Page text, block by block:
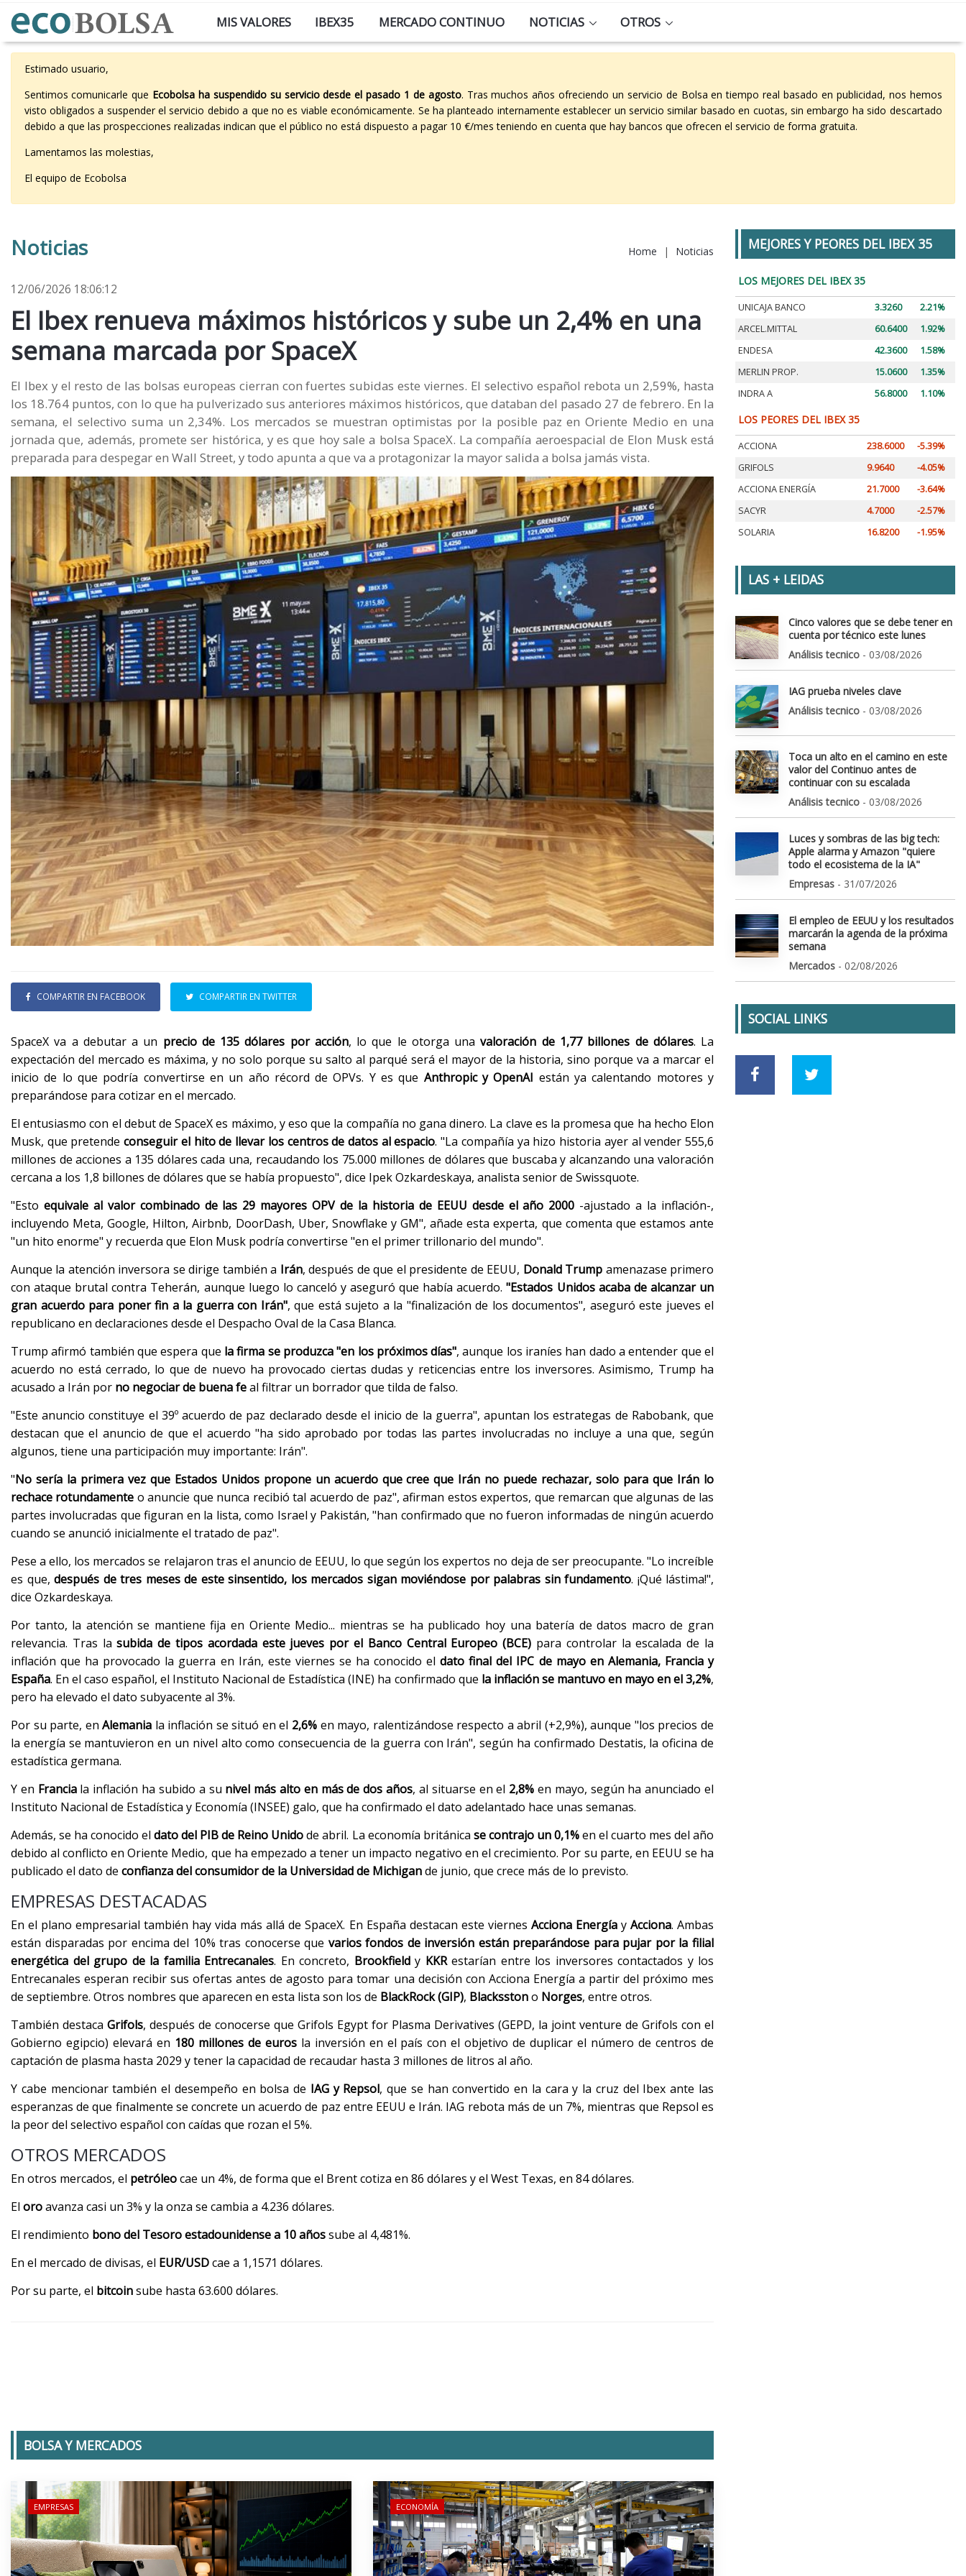
MIS VALORES IBEX35 MERCADO CONTINUO NOTICIAS OTROS
Estimado usuario,
Sentimos comunicarle que Ecobolsa ha suspendido su servicio desde el pasado 1 de agosto. Tras muchos años ofreciendo un servicio de Bolsa en tiempo real basado en publicidad, nos hemos
visto obligados a suspender el servicio debido a que no es viable económicamente. Se ha planteado internamente establecer un servicio similar basado en cuotas, sin embargo ha sido descartado
debido a que las prospecciones realizadas indican que el público no está dispuesto a pagar 10 €/mes teniendo en cuenta que hay bancos que ofrecen el servicio de forma gratuita.
Lamentamos las molestias,
El equipo de Ecobolsa
Noticias Home | Noticias
12/06/2026 18:06:12
El Ibex renueva máximos históricos y sube un 2,4% en una
semana marcada por SpaceX
El Ibex y el resto de las bolsas europeas cierran con fuertes subidas este viernes. El selectivo español rebota un 2,59%, hasta
los 18.764 puntos, con lo que ha pulverizado sus anteriores máximos históricos, que databan del pasado 27 de febrero. En la
semana, el selectivo suma un 2,34%. Los mercados se muestran optimistas por la posible paz en Oriente Medio en una
jornada que, además, promete ser histórica, y es que hoy sale a bolsa SpaceX. La compañía aeroespacial de Elon Musk está
preparada para despegar en Wall Street, y todo apunta a que va a protagonizar la mayor salida a bolsa jamás vista.
COMPARTIR EN FACEBOOK COMPARTIR EN TWITTER
SpaceX va a debutar a un precio de 135 dólares por acción, lo que le otorga unavaloración de 1,77 billones de dólares. La
expectación del mercado es máxima, y no solo porque su salto al parqué será el mayor de la historia, sino porque va a marcar el
inicio de lo que podría convertirse en un año récord de OPVs. Y es que Anthropic y OpenAI están ya calentando motores y
preparándose para cotizar en el mercado.
El entusiasmo con el debut de SpaceX es máximo, y eso que la compañía no gana dinero. La clave es la promesa que ha hecho Elon
Musk, que pretendeconseguir el hito de llevar los centros de datos al espacio. "La compañía ya hizo historia ayer al vender 555,6
millones de acciones a 135 dólares cada una, recaudando los 75.000 millones de dólares que buscaba y alcanzando una valoración
cercana a los 1,8 billones de dólares que se había propuesto", dice Ipek Ozkardeskaya, analista senior de Swissquote.
"Esto equivale al valor combinado de las 29 mayores OPV de la historia de EEUU desde el año 2000 -ajustado a la inflación-,
incluyendo Meta, Google, Hilton, Airbnb, DoorDash, Uber, Snowflake y GM", añade esta experta, que comenta que estamos ante
"un hito enorme" y recuerda que Elon Musk podría convertirse "en el primer trillonario del mundo".
Aunque la atención inversora se dirige también a Irán, después de que el presidente de EEUU, Donald Trump amenazase primero
con ataque brutal contra Teherán, aunque luego lo canceló y aseguró que había acuerdo."Estados Unidos acaba de alcanzar un
gran acuerdo para poner fin a la guerra con Irán", que está sujeto a la "finalización de los documentos", aseguró este jueves el
republicano en declaraciones desde el Despacho Oval de la Casa Blanca.
Trump afirmó también que espera que la firma se produzca "en los próximos días", aunque los iraníes han dado a entender que el
acuerdo no está cerrado, lo que de nuevo ha provocado ciertas dudas y reticencias entre los inversores. Asimismo, Trump ha
acusado a Irán por no negociar de buena feal filtrar un borrador que tilda de falso.
"Este anuncio constituye el 39º acuerdo de paz declarado desde el inicio de la guerra", apuntan los estrategas de Rabobank, que
destacan que el anuncio de que el acuerdo "ha sido aprobado por todas las partes involucradas no incluye a una que, según
algunos, tiene una participación muy importante: Irán".
"No sería la primera vez que Estados Unidos propone un acuerdo que cree que Irán no puede rechazar, solo para que Irán lo
rechace rotundamente o anuncie que nunca recibió tal acuerdo de paz", afirman estos expertos, que remarcan que algunas de las
partes involucradas que figuran en la lista, como Israel y Pakistán, "han confirmado que no fueron informadas de ningún acuerdo
cuando se anunció inicialmente el tratado de paz".
Pese a ello, los mercados se relajaron tras el anuncio de EEUU, lo que según los expertos no deja de ser preocupante. "Lo increíble
es que, después de tres meses de este sinsentido, los mercados sigan moviéndose por palabras sin fundamento. ¡Qué lástima!",
dice Ozkardeskaya.
Por tanto, la atención se mantiene fija en Oriente Medio... mientras se ha publicado hoy una batería de datos macro de gran
relevancia. Tras lasubida de tipos acordada este jueves por el Banco Central Europeo (BCE) para controlar la escalada de la
inflación que ha provocado la guerra en Irán, este viernes se ha conocido eldato final del IPC de mayo en Alemania, Francia y
España. En el caso español, el Instituto Nacional de Estadística (INE) ha confirmado que la inflación se mantuvo en mayo en el 3,2%,
pero ha elevado el dato subyacente al 3%.
Por su parte, enAlemania la inflación se situó en el 2,6% en mayo, ralentizándose respecto a abril (+2,9%), aunque "los precios de
la energía se mantuvieron en un nivel alto como consecuencia de la guerra con Irán", según ha confirmado Destatis, la oficina de
estadística germana.
Y en Franciala inflación ha subido a su nivel más alto en más de dos años, al situarse en el 2,8% en mayo, según ha anunciado el
Instituto Nacional de Estadística y Economía (INSEE) galo, que ha confirmado el dato adelantado hace unas semanas.
Además, se ha conocido eldato del PIB de Reino Unidode abril. La economía británica se contrajo un 0,1%en el cuarto mes del año
debido al conflicto en Oriente Medio, que ha empezado a tener un impacto negativo en el crecimiento. Por su parte, en EEUU se ha
publicado el dato de confianza del consumidor de la Universidad de Michigande junio, que crece más de lo previsto.
EMPRESAS DESTACADAS
En el plano empresarial también hay vida más allá de SpaceX. En España destacan este viernes Acciona Energíay Acciona. Ambas
están disparadas por encima del 10% tras conocerse que varios fondos de inversión están preparándose para pujar por la filial
energética del grupo de la familia Entrecanales. En concreto, Brookfieldy KKRestarían entre los inversores contactados y los
Entrecanales esperan recibir sus ofertas antes de agosto para tomar una decisión con Acciona Energía a partir del próximo mes
de septiembre. Otros nombres que aparecen en esta lista son los de BlackRock (GIP), Blacksstono Norges, entre otros.
También destaca Grifols, después de conocerse que Grifols Egypt for Plasma Derivatives (GEPD, la joint venture de Grifols con el
Gobierno egipcio) elevará en 180 millones de eurosla inversión en el país con el objetivo de duplicar el número de centros de
captación de plasma hasta 2029 y tener la capacidad de recaudar hasta 3 millones de litros al año.
Y cabe mencionar también el desempeño en bolsa de IAG y Repsol, que se han convertido en la cara y la cruz del Ibex ante las
esperanzas de que finalmente se concrete un acuerdo de paz entre EEUU e Irán. IAG rebota más de un 7%, mientras que Repsol es
la peor del selectivo español con caídas que rozan el 5%.
OTROS MERCADOS
En otros mercados, el petróleocae un 4%, de forma que el Brent cotiza en 86 dólares y el West Texas, en 84 dólares.
El oroavanza casi un 3% y la onza se cambia a 4.236 dólares.
El rendimiento bono del Tesoro estadounidense a 10 añossube al 4,481%.
En el mercado de divisas, el EUR/USDcae a 1,1571 dólares.
Por su parte, el bitcoinsube hasta 63.600 dólares.
BOLSA Y MERCADOS
EMPRESAS ECONOMÍA
MEJORES Y PEORES DEL IBEX 35
LOS MEJORES DEL IBEX 35
UNICAJA BANCO 3.3260
2.21%
ARCEL.MITTAL
60.6400
1.92%
ENDESA
42.3600
1.58%
MERLIN PROP.
15.0600
1.35%
INDRA A
56.8000 1.10%
LOS PEORES DEL IBEX 35
ACCIONA 238.6000
-5.39%
GRIFOLS
9.9640
-4.05%
ACCIONA ENERGÍA
21.7000
-3.64%
SACYR
4.7000
-2.57%
SOLARIA
16.8200 -1.95%
LAS + LEIDAS
Cinco valores que se debe tener en
cuenta por técnico este lunes
Análisis tecnico - 03/08/2026
IAG prueba niveles clave
Análisis tecnico - 03/08/2026
Toca un alto en el camino en este
valor del Continuo antes de
continuar con su escalada
Análisis tecnico - 03/08/2026
Luces y sombras de las big tech:
Apple alarma y Amazon "quiere
todo el ecosistema de la IA"
Empresas - 31/07/2026
El empleo de EEUU y los resultados
marcarán la agenda de la próxima
semana
Mercados - 02/08/2026
SOCIAL LINKS